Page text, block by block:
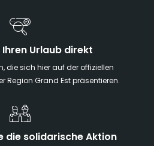
Ihren Urlaub direkt
die sich hier auf der offiziellen
Region Grand Est präsentieren.
die solidarische Aktion